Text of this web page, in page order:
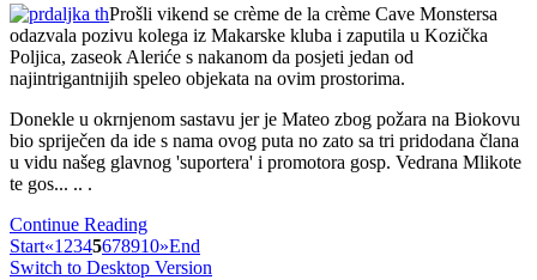
Prošli vikend se crème de la crème Cave Monstersa
odazvala pozivu kolega iz Makarske kluba i zaputila u Kozička
Poljica, zaseok Aleriće s nakanom da posjeti jedan od
najintrigantnijih speleo objekata na ovim prostorima.
Donekle u okrnjenom sastavu jer je Mateo zbog požara na Biokovu
bio spriječen da ide s nama ovog puta no zato sa tri pridodana člana
u vidu našeg glavnog 'suportera' i promotora gosp. Vedrana Mlikote
te gos... .. .
Continue Reading
Start«1 2345678910»End
Switch to Desktop Version